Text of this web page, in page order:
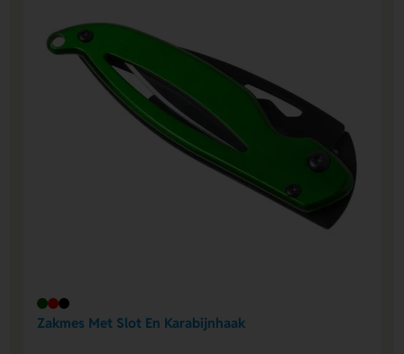
Zakmes Met Slot En Karabijnhaak